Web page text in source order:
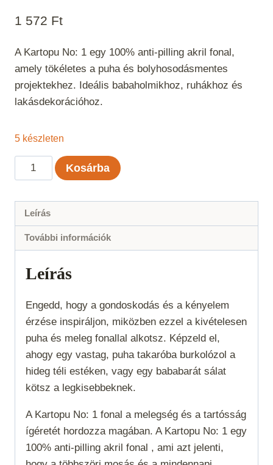
1 572 Ft
A Kartopu No: 1 egy 100% anti-pilling akril fonal,
amely tökéletes a puha és bolyhosodásmentes
projektekhez. Ideális babaholmikhoz, ruhákhoz és
lakásdekorációhoz.
5 készleten
Kartopu
No:
576
Kosárba
Leírás
További információk
Leírás
Engedd, hogy a gondoskodás és a kényelem
érzése inspiráljon, miközben ezzel a kivételesen
puha és meleg fonallal alkotsz. Képzeld el,
ahogy egy vastag, puha takaróba burkolózol a
hideg téli estéken, vagy egy bababarát sálat
kötsz a legkisebbeknek.
A Kartopu No: 1 fonal a melegség és a tartósság
ígéretét hordozza magában. A Kartopu No: 1 egy
100% anti-pilling akril fonal , ami azt jelenti,